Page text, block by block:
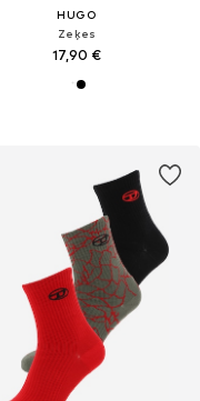
HUGO
Zeķes
17,90 €